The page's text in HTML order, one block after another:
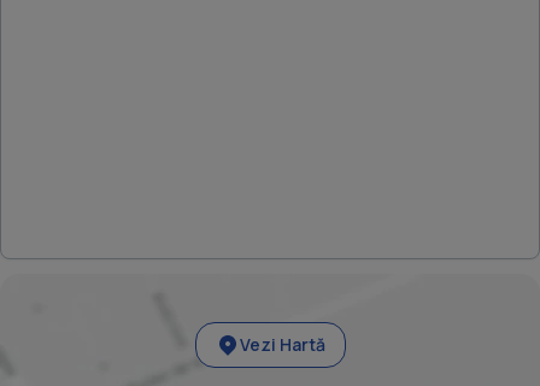
Vezi Hartă